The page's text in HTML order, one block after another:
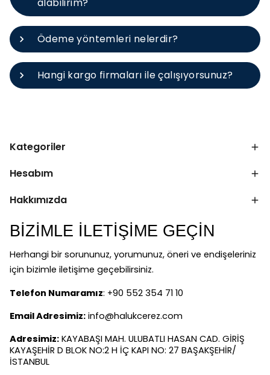
Ödeme yöntemleri nelerdir?
Hangi kargo firmaları ile çalışıyorsunuz?
Kategoriler
Hesabım
Hakkımızda
BİZİMLE İLETİŞİME GEÇİN
Herhangi bir sorununuz, yorumunuz, öneri ve endişeleriniz
için bizimle iletişime geçebilirsiniz.
Telefon Numaramız: +90 552 354 71 10
Email Adresimiz: info@halukcerez.com
Adresimiz: KAYABAŞI MAH. ULUBATLI HASAN CAD. GİRİŞ
KAYAŞEHİR D BLOK NO:2 H İÇ KAPI NO: 27 BAŞAKŞEHİR/
İSTANBUL